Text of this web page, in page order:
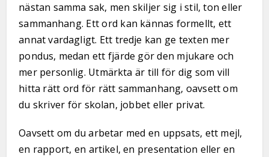
nästan samma sak, men skiljer sig i stil, ton eller
sammanhang. Ett ord kan kännas formellt, ett
annat vardagligt. Ett tredje kan ge texten mer
pondus, medan ett fjärde gör den mjukare och
mer personlig. Utmärkta är till för dig som vill
hitta rätt ord för rätt sammanhang, oavsett om
du skriver för skolan, jobbet eller privat.
Oavsett om du arbetar med en uppsats, ett mejl,
en rapport, en artikel, en presentation eller en